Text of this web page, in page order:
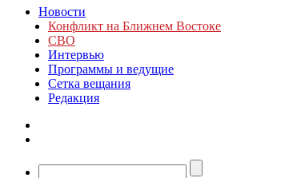
Новости
Конфликт на Ближнем Востоке
СВО
Интервью
Программы и ведущие
Сетка вещания
Редакция